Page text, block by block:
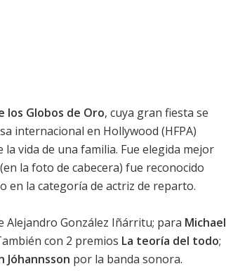
los Globos de Oro, cuya gran fiesta se
internacional en Hollywood (HFPA)
vida de una familia. Fue elegida mejor
(en la foto de cabecera) fue reconocido
en la categoría de actriz de reparto.
Alejandro González Iñárritu; para Michael
con 2 premios La teoría del todo;
Jóhannsson por la banda sonora.